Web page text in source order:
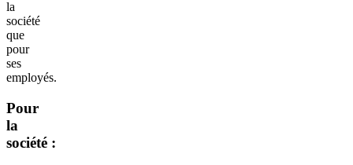
la
société
que
pour
ses
employés.
Pour
la
société :